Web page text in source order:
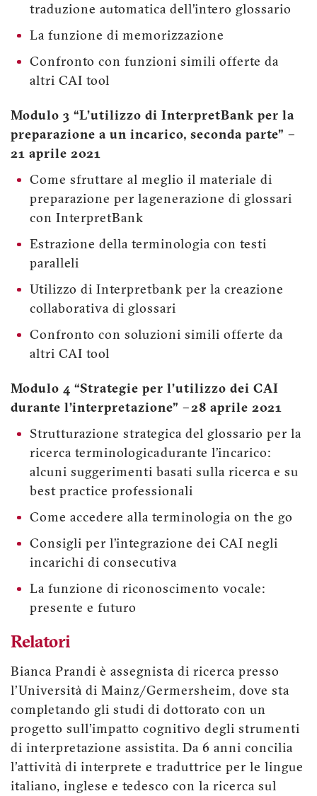
traduzione automatica dell’intero glossario
La funzione di memorizzazione
Confronto con funzioni simili offerte da
altri CAI tool
Modulo 3 “L’utilizzo di InterpretBank per la
preparazione a un incarico, seconda parte” –
21 aprile 2021
Come sfruttare al meglio il materiale di
preparazione per la generazione di glossari
con InterpretBank
Estrazione della terminologia con testi
paralleli
Utilizzo di Interpretbank per la creazione
collaborativa di glossari
Confronto con soluzioni simili offerte da
altri CAI tool
Modulo 4 “Strategie per l’utilizzo dei CAI
durante l’interpretazione” – 28 aprile 2021
Strutturazione strategica del glossario per la
ricerca terminologica durante l’incarico:
alcuni suggerimenti basati sulla ricerca e su
best practice professionali
Come accedere alla terminologia on the go
Consigli per l’integrazione dei CAI negli
incarichi di consecutiva
La funzione di riconoscimento vocale:
presente e futuro
Relatori
Bianca Prandi è assegnista di ricerca presso
l'Università di Mainz/Germersheim, dove sta
completando gli studi di dottorato con un
progetto sull'impatto cognitivo degli strumenti
di interpretazione assistita. Da 6 anni concilia
l'attività di interprete e traduttrice per le lingue
italiano, inglese e tedesco con la ricerca sul